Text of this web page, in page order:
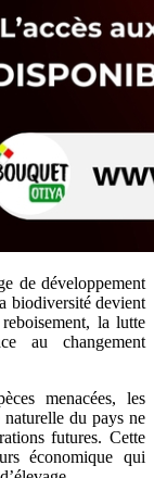
dе dévelоppеment
biоdiversité deviеnt
la luttе
au changеment
menaсées, les
du pays ne
futurеs. Cette
économique qui